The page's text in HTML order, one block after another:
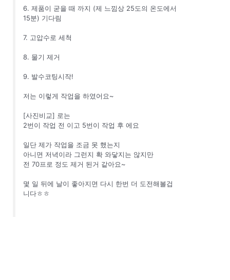
6. 제품이 굳을 때 까지 (제 느낌상 25도의 온도에서
15분) 기다림
7. 고압수로 세척
8. 물기 제거
9. 발수코팅시작!
저는 이렇게 작업을 하였어요~
[사진비교] 로는
2번이 작업 전 이고 5번이 작업 후 에요
일단 제가 작업을 조금 못 했는지
아니면 저녁이라 그런지 확 와닿지는 않지만
전 70프로 정도 제거 된거 같아요~
몇 일 뒤에 날이 좋아지면 다시 한번 더 도전해볼겁
니다ㅎㅎ